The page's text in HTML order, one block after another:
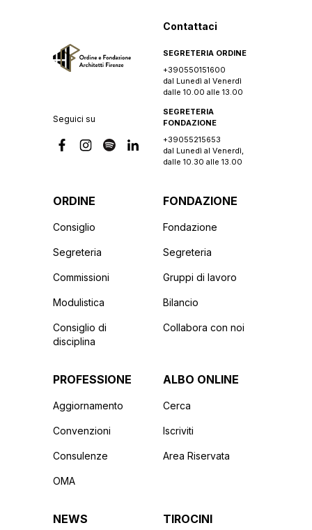
Seguici su
Contattaci
SEGRETERIA ORDINE
+390550151600
dal Lunedì al Venerdì
dalle 10.00 alle 13.00
SEGRETERIA
FONDAZIONE
+39055215653
dal Lunedì al Venerdì,
dalle 10.30 alle 13.00
ORDINE
Consiglio
Segreteria
Commissioni
Modulistica
Consiglio di
disciplina
FONDAZIONE
Fondazione
Segreteria
Gruppi di lavoro
Bilancio
Collabora con noi
PROFESSIONE
Aggiornamento
Convenzioni
Consulenze
OMA
ALBO ONLINE
Cerca
Iscriviti
Area Riservata
NEWS TIROCINI